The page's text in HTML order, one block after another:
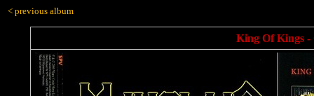
< previous album
King Of Kings -